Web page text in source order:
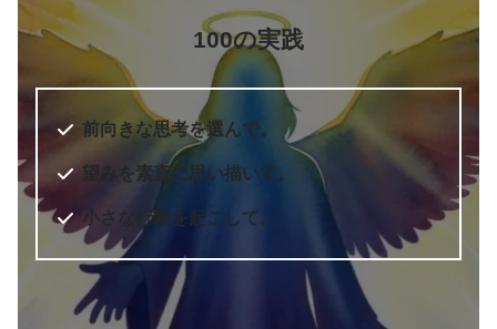
100の実践
前向きな思考を選んで。
望みを素直に思い描いて。
小さな行動を起こして。